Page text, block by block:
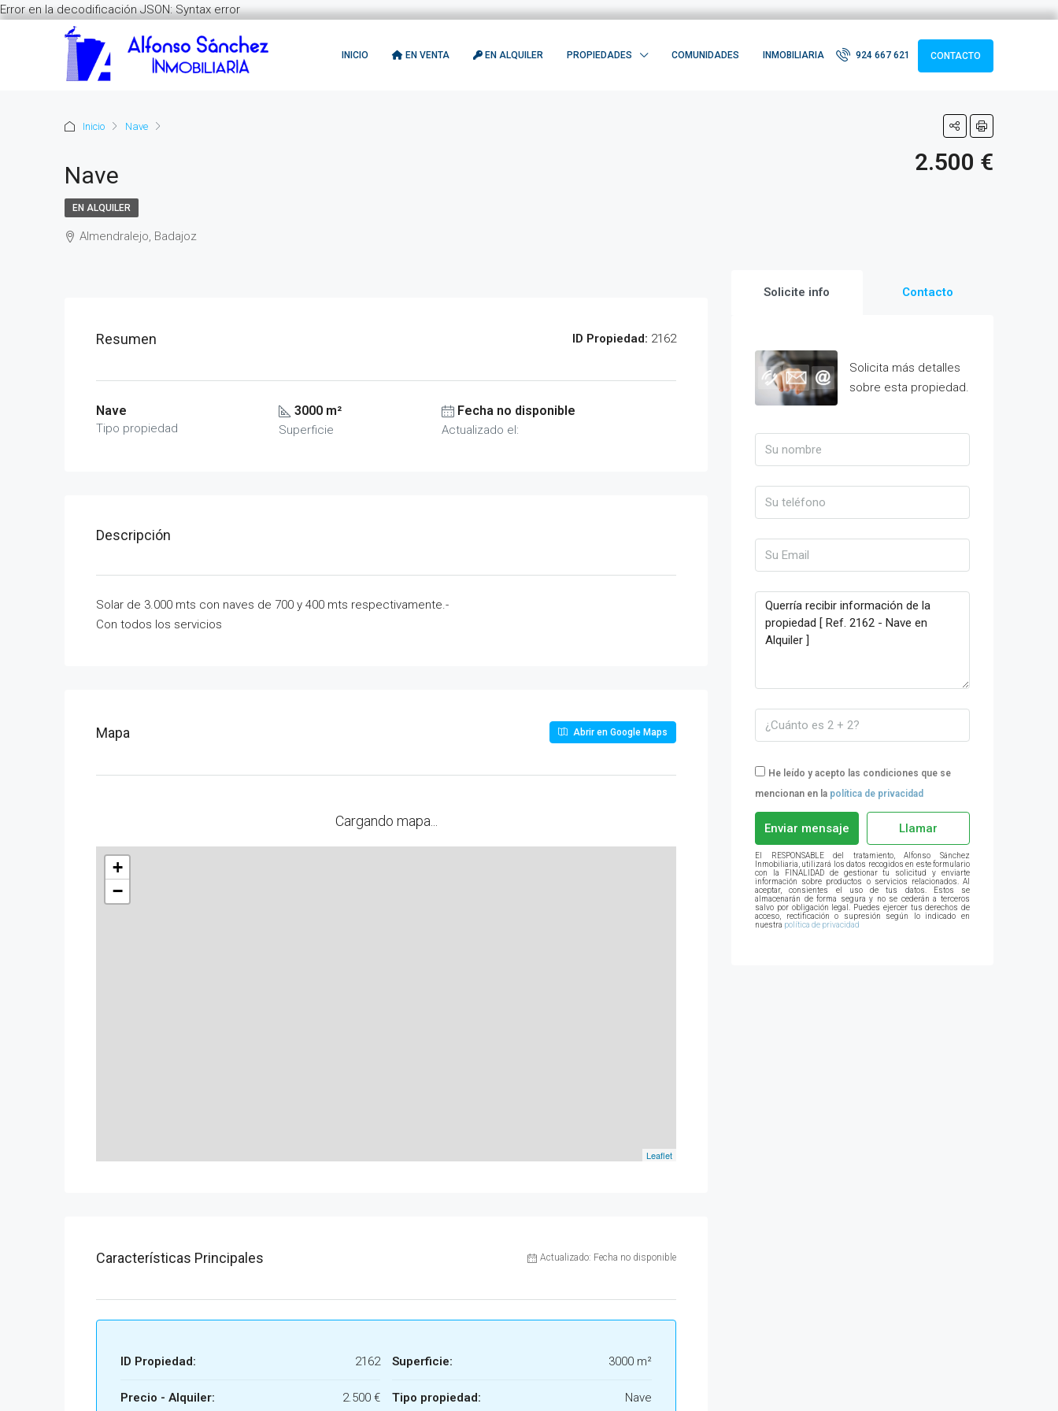
Error en la decodificación JSON: Syntax error
INICIO EN VENTA EN ALQUILER PROPIEDADES COMUNIDADES INMOBILIARIA 924 667 621 CONTACTO
Inicio Nave
Nave 2.500 €
EN ALQUILER
Almendralejo, Badajoz
Resumen ID Propiedad: 2162
Nave
Tipo propiedad
3000 m²
Superficie
Fecha no disponible
Actualizado el:
Descripción
Solar de 3.000 mts con naves de 700 y 400 mts respectivamente.-
Con todos los servicios
Mapa Abrir en Google Maps
Cargando mapa...
+
−
Leaflet
Características Principales Actualizado: Fecha no disponible
ID Propiedad: 2162
Precio - Alquiler: 2.500 €
Superficie: 3000 m²
Tipo propiedad: Nave
Solicite info Contacto
Solicita más detalles
sobre esta propiedad.
He leído y acepto las condiciones que se
mencionan en la política de privacidad
Enviar mensaje Llamar
El RESPONSABLE del tratamiento, Alfonso Sánchez
Inmobiliaria, utilizará los datos recogidos en este formulario
con la FINALIDAD de gestionar tu solicitud y enviarte
información sobre productos o servicios relacionados. Al
aceptar, consientes el uso de tus datos. Estos se
almacenarán de forma segura y no se cederán a terceros
salvo por obligación legal. Puedes ejercer tus derechos de
acceso, rectificación o supresión según lo indicado en
nuestra política de privacidad